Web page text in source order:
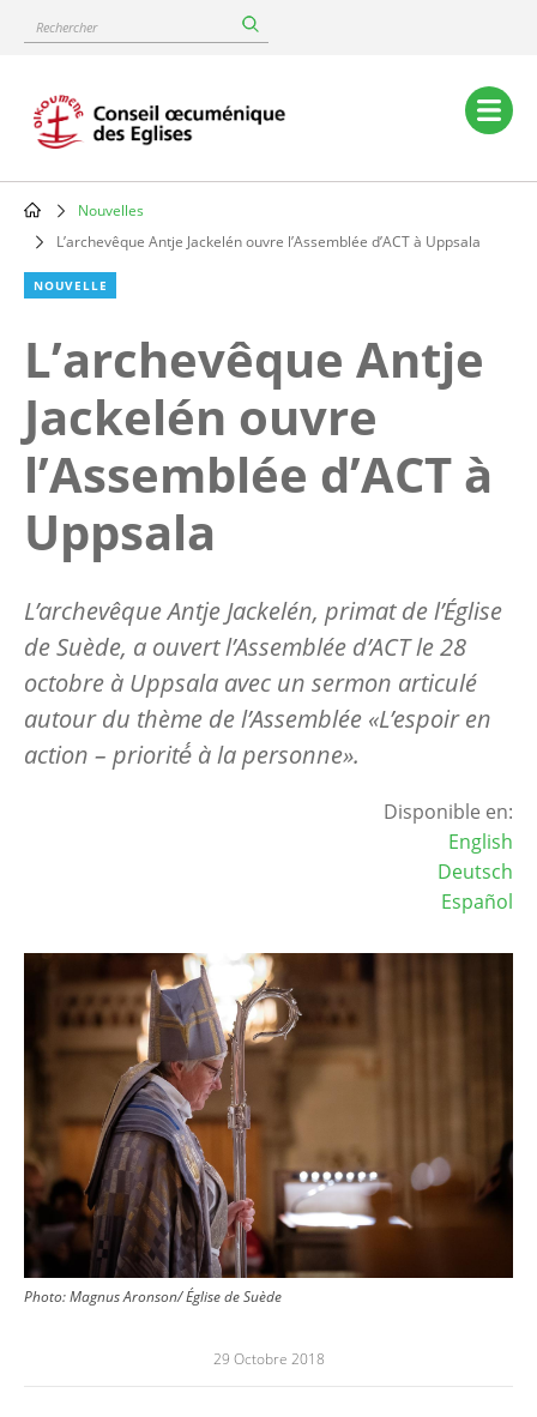
content
Rechercher
Main
navigation
Breadcrumb
Nouvelles
L’archevêque Antje Jackelén ouvre l’Assemblée d’ACT à Uppsala
NOUVELLE
L’archevêque Antje
Jackelén ouvre
l’Assemblée d’ACT à
Uppsala
L’archevêque Antje Jackelén, primat de l’Église
de Suède, a ouvert l’Assemblée d’ACT le 28
octobre à Uppsala avec un sermon articulé
autour du thème de l’Assemblée «L’espoir en
action – priorité́ à la personne».
Disponible en:
English
Deutsch
Español
Image
Photo: Magnus Aronson/ Église de Suède
29 Octobre 2018